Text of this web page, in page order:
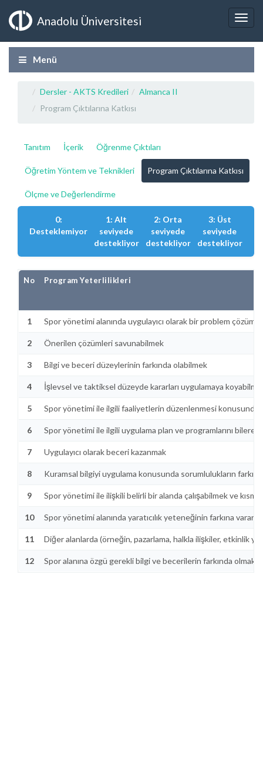
Anadolu Üniversitesi
Menü
Dersler - AKTS Kredileri
Almanca II
Program Çıktılarına Katkısı
Tanıtım İçerik Öğrenme Çıktıları
Öğretim Yöntem ve Teknikleri Program Çıktılarına Katkısı
Ölçme ve Değerlendirme
0:
Desteklemiyor
1: Alt
seviyede
destekliyor
2: Orta
seviyede
destekliyor
3: Üst
seviyede
destekliyor
No Program Yeterlilikleri
1 Spor yönetimi alanında uygulayıcı olarak bir problem
2 Önerilen çözümleri savunabilmek
3 Bilgi ve beceri düzeylerinin farkında olabilmek
4 İşlevsel ve taktiksel düzeyde kararları uygulamaya
5 Spor yönetimi ile ilgili faaliyetlerin düzenlenmesi
6 Spor yönetimi ile ilgili uygulama plan ve programlarını
7 Uygulayıcı olarak beceri kazanmak
8 Kuramsal bilgiyi uygulama konusunda sorumlulukların
9 Spor yönetimi ile ilişkili belirli bir alanda çalışabilmek ve
10 Spor yönetimi alanında yaratıcılık yeteneğinin farkına
11 Diğer alanlarda (örneğin, pazarlama, halkla ilişkiler, etkinlik
12 Spor alanına özgü gerekli bilgi ve becerilerin farkında olmak